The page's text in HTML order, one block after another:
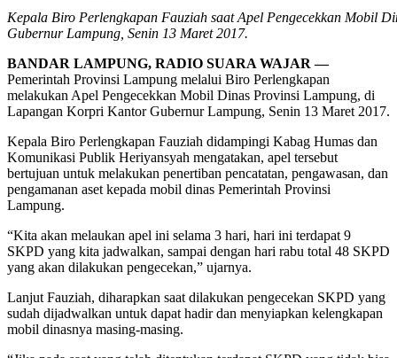
Kepala Biro Perlengkapan Fauziah saat Apel Pengecekkan Mobil
Gubernur Lampung, Senin 13 Maret 2017.
BANDAR LAMPUNG, RADIO SUARA WAJAR —
Pemerintah Provinsi Lampung melalui Biro Perlengkapan
melakukan Apel Pengecekkan Mobil Dinas Provinsi Lampung, di
Lapangan Korpri Kantor Gubernur Lampung, Senin 13 Maret 2017.
Kepala Biro Perlengkapan Fauziah didampingi Kabag Humas dan
Komunikasi Publik Heriyansyah mengatakan, apel tersebut
bertujuan untuk melakukan penertiban pencatatan, pengawasan, dan
pengamanan aset kepada mobil dinas Pemerintah Provinsi
Lampung.
“Kita akan melaukan apel ini selama 3 hari, hari ini terdapat 9
SKPD yang kita jadwalkan, sampai dengan hari rabu total 48 SKPD
yang akan dilakukan pengecekan,” ujarnya.
Lanjut Fauziah, diharapkan saat dilakukan pengecekan SKPD yang
sudah dijadwalkan untuk dapat hadir dan menyiapkan kelengkapan
mobil dinasnya masing-masing.